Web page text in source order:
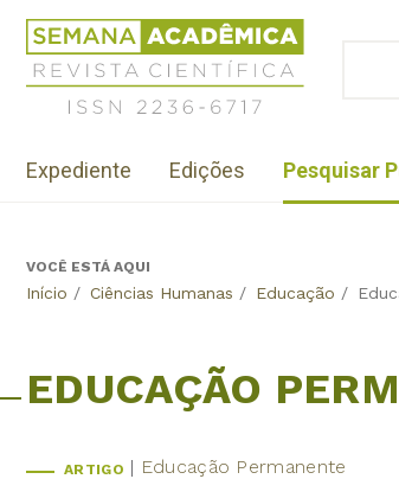
Jump
navigation
Revista
Científica
Semana
Acadêmica
2236-
Menu
institutional
Expediente Edições Pesquisar
BackVOCÊ ESTÁ AQUI
Início / Ciências Humanas / Educação /
EDUCAÇÃO
ARTIGO Educação Permanente